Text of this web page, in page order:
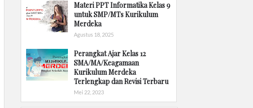
Materi PPT Informatika Kelas 9
untuk SMP/MTs Kurikulum
Merdeka
Agustus 18, 2025
Perangkat Ajar Kelas 12
SMA/MA/Keagamaan
Kurikulum Merdeka
Terlengkap dan Revisi Terbaru
Mei 22, 2023